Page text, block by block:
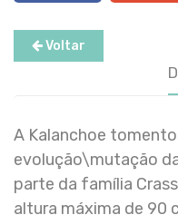
Voltar
A Kalanchoe
evolução\mutação
parte da família
altura máxima de 90